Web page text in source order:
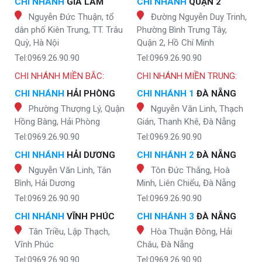
Nguyễn Đức Thuận, tổ
dân phố Kiên Trung, TT. Trâu
Quỳ, Hà Nội
Tel:0969.26.90.90
Đường Nguyễn Duy Trinh,
Phường Bình Trưng Tây,
Quận 2, Hồ Chí Minh
Tel:0969.26.90.90
CHI NHÁNH MIỀN BẮC:
CHI NHÁNH HẢI PHÒNG
Phường Thượng Lý, Quận
Hồng Bàng, Hải Phòng
Tel:0969.26.90.90
CHI NHÁNH HẢI DƯƠNG
Nguyễn Văn Linh, Tân
Bình, Hải Dương
Tel:0969.26.90.90
CHI NHÁNH VĨNH PHÚC
Tân Triều, Lập Thạch,
Vĩnh Phúc
Tel:0969.26.90.90
CHI NHÁNH MIỀN TRUNG:
CHI NHÁNH 1 ĐÀ NẴNG
Nguyễn Văn Linh, Thạch
Gián, Thanh Khê, Đà Nẵng
Tel:0969.26.90.90
CHI NHÁNH 2 ĐÀ NẴNG
Tôn Đức Thắng, Hoà
Minh, Liên Chiểu, Đà Nẵng
Tel:0969.26.90.90
CHI NHÁNH 3 ĐÀ NẴNG
Hòa Thuận Đông, Hải
Châu, Đà Nẵng
Tel:0969.26.90.90